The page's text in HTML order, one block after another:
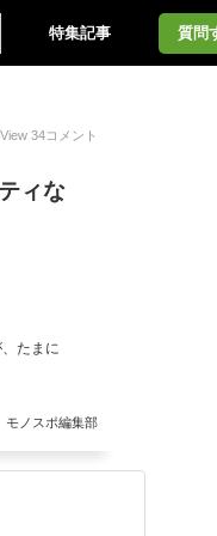
特集記事 質問
View 34コメント
ィな
たまに
モノスポ編集部